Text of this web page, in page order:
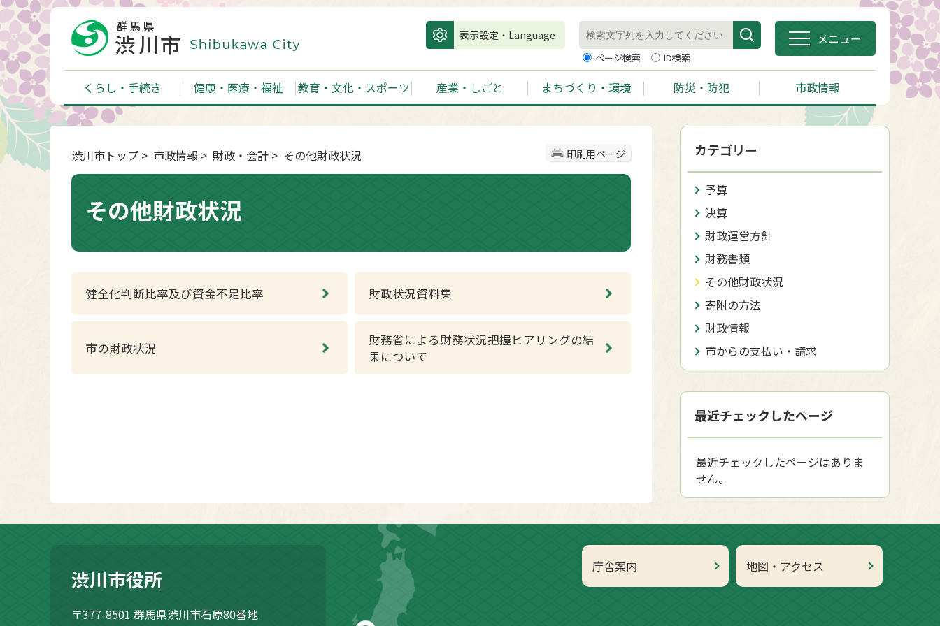
表示設定・Language
ページ検索 ID検索
メニュー
くらし・手続き 健康・医療・福祉 教育・文化・スポーツ 産業・しごと まちづくり・環境 防災・防犯 市政情報
印刷用ページ
渋川市トップ > 市政情報 > 財政・会計 > その他財政状況
その他財政状況
健全化判断比率及び資金不足比率 財政状況資料集
市の財政状況
財務省による財務状況把握ヒアリングの結
果について
カテゴリー
予算
決算
財政運営方針
財務書類
その他財政状況
寄附の方法
財政情報
市からの支払い・請求
最近チェックしたページ
最近チェックしたページはありま
せん。
庁舎案内 地図・アクセス
渋川市役所
〒377-8501 群馬県渋川市石原80番地